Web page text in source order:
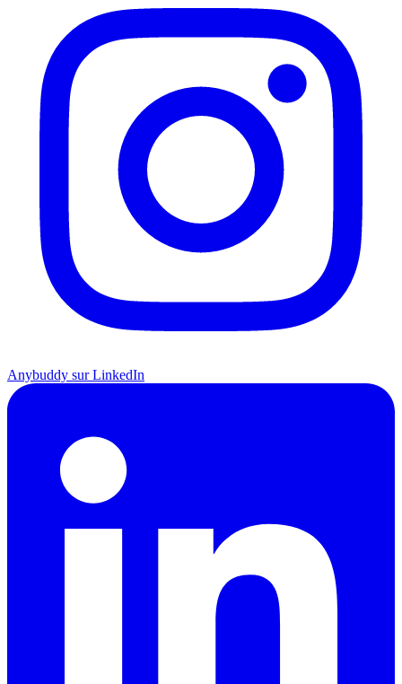
Anybuddy sur LinkedIn